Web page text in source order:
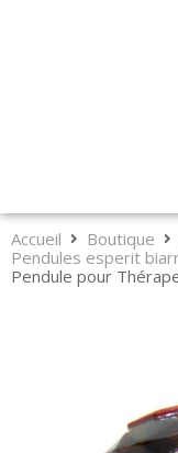
Accueil Boutique
Pendules esperit
Pendule pour